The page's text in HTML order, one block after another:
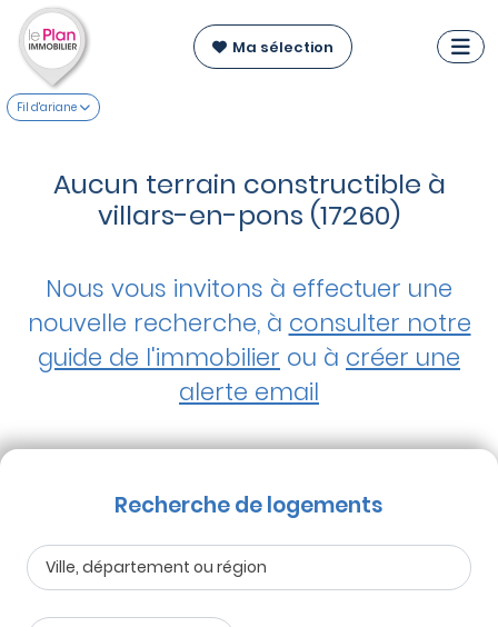
Ma sélection
Fil d'ariane
Aucun terrain constructible à
villars-en-pons (17260)
Nous vous invitons à effectuer une
nouvelle recherche, à consulter notre
guide de l'immobilier ou à créer une
alerte email
Recherche de logements